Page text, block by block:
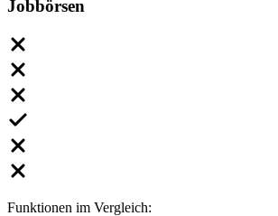
Jobbörsen
Funktionen im Vergleich: